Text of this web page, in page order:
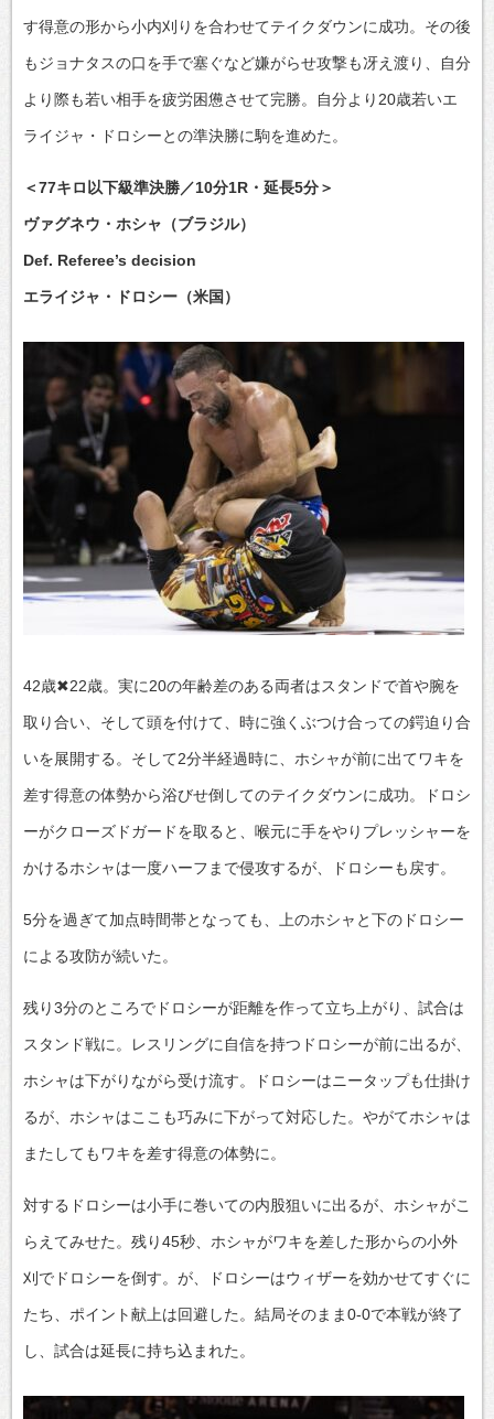
す得意の形から小内刈りを合わせてテイクダウンに成功。その後
もジョナタスの口を手で塞ぐなど嫌がらせ攻撃も冴え渡り、自分
より際も若い相手を疲労困憊させて完勝。自分より20歳若いエ
ライジャ・ドロシーとの準決勝に駒を進めた。
＜77キロ以下級準決勝／10分1R・延長5分＞
ヴァグネウ・ホシャ（ブラジル）
Def. Referee’s decision
エライジャ・ドロシー（米国）
42歳✖22歳。実に20の年齢差のある両者はスタンドで首や腕を
取り合い、そして頭を付けて、時に強くぶつけ合っての鍔迫り合
いを展開する。そして2分半経過時に、ホシャが前に出てワキを
差す得意の体勢から浴びせ倒してのテイクダウンに成功。ドロシ
ーがクローズドガードを取ると、喉元に手をやりプレッシャーを
かけるホシャは一度ハーフまで侵攻するが、ドロシーも戻す。
5分を過ぎて加点時間帯となっても、上のホシャと下のドロシー
による攻防が続いた。
残り3分のところでドロシーが距離を作って立ち上がり、試合は
スタンド戦に。レスリングに自信を持つドロシーが前に出るが、
ホシャは下がりながら受け流す。ドロシーはニータップも仕掛け
るが、ホシャはここも巧みに下がって対応した。やがてホシャは
またしてもワキを差す得意の体勢に。
対するドロシーは小手に巻いての内股狙いに出るが、ホシャがこ
らえてみせた。残り45秒、ホシャがワキを差した形からの小外
刈でドロシーを倒す。が、ドロシーはウィザーを効かせてすぐに
たち、ポイント献上は回避した。結局そのまま0-0で本戦が終了
し、試合は延長に持ち込まれた。